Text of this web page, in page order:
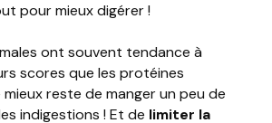
pour mieux digérer !
ont souvent tendance à
scores que les protéines
mieux reste de manger un peu de
indigestions ! Et de limiter la